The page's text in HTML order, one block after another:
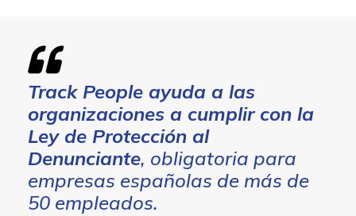
Track People ayuda a las
organizaciones a cumplir con la
Ley de Protección al
Denunciante, obligatoria para
empresas españolas de más de
50 empleados.